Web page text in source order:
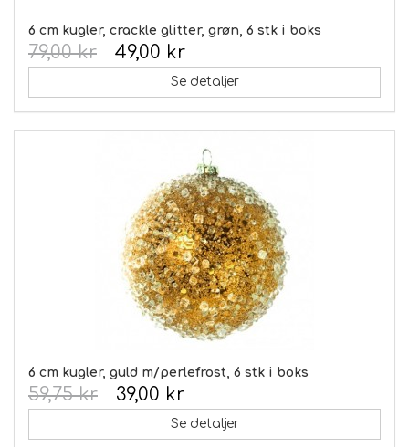
6 cm kugler, crackle glitter, grøn, 6 stk i boks
49,00 kr
79,00 kr
Se detaljer
6 cm kugler, guld m/perlefrost, 6 stk i boks
39,00 kr
59,75 kr
Se detaljer